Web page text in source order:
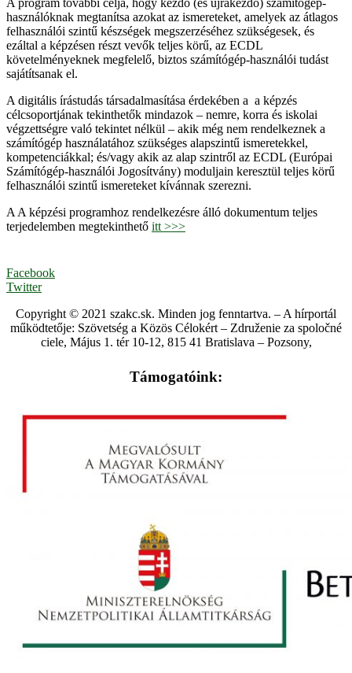
használóknak megtanítsa azokat az ismereteket, amelyek az átlagos
felhasználói szintű készségek megszerzéséhez szükségesek, és
ezáltal a képzésen részt vevők teljes körű, az ECDL
követelményeknek megfelelő, biztos számítógép-használói tudást
sajátítsanak el.
A digitális írástudás társadalmasítása érdekében a a képzés
célcsoportjának tekinthetők mindazok – nemre, korra és iskolai
végzettségre való tekintet nélkül – akik még nem rendelkeznek a
számítógép használatához szükséges alapszintű ismeretekkel,
kompetenciákkal; és/vagy akik az alap szintről az ECDL (Európai
Számítógép-használói Jogosítvány) moduljain keresztül teljes körű
felhasználói szintű ismereteket kívánnak szerezni.
A A képzési programhoz rendelkezésre álló dokumentum teljes
terjedelemben megtekinthető itt >>>
Facebook
Twitter
Copyright © 2021 szakc.sk. Minden jog fenntartva. – A hírportál
működtetője: Szövetség a Közös Célokért – Združenie za spoločné
ciele, Május 1. tér 10-12, 815 41 Bratislava – Pozsony,
Támogatóink: